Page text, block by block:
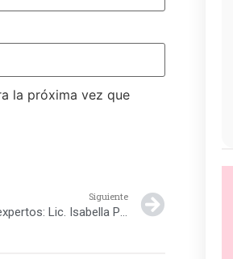
la próxima vez que
Siguiente
Conversa con nuestros expertos: Lic. Isabella Paz